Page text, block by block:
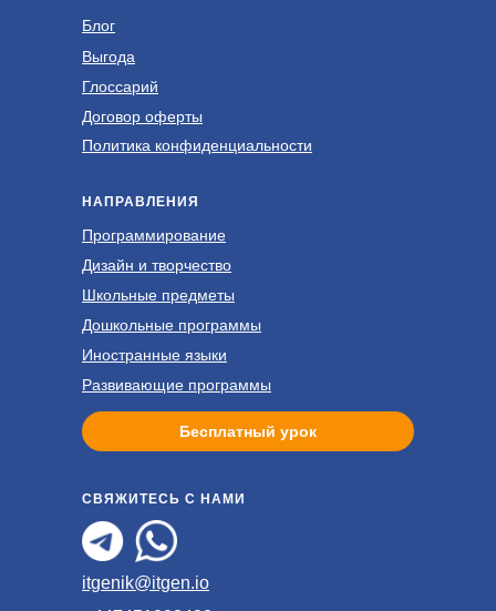
Блог
НАПРАВЛЕНИЯ
Программирование
Выгода
Глоссарий
Школьные предметы
Дизайн и творчество
СВЯЖИТЕСЬ С НАМИ
Бесплатный урок
itgenik@itgen.io
Политика конфиденциальности
Договор оферты
Дошкольные программы
Иностранные языки
Развивающие программы